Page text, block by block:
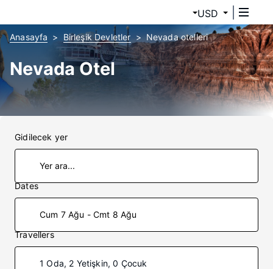
USD
Anasayfa Birleşik Devletler Nevada otelleri
Nevada Otel
Gidilecek yer
Dates
Cum 7 Ağu - Cmt 8 Ağu
Travellers
1 Oda, 2 Yetişkin, 0 Çocuk